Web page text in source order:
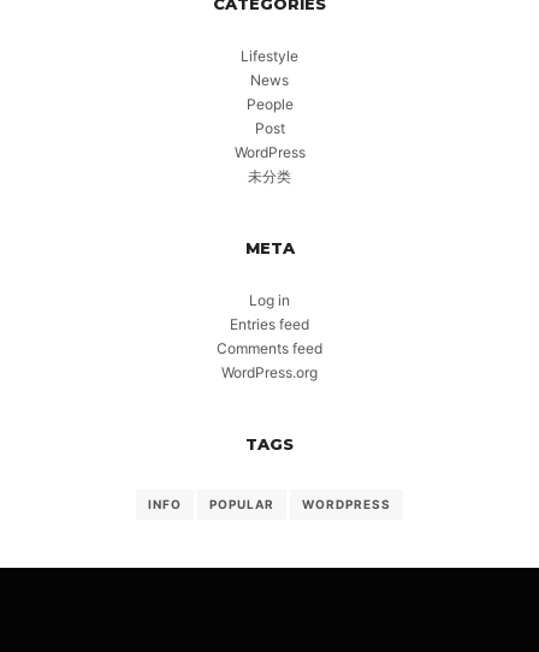
Lifestyle
News
People
Post
WordPress
未分类
META
Log in
Entries feed
Comments feed
WordPress.org
TAGS
INFO POPULAR WORDPRESS